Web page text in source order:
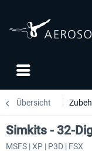
Übersicht
Simkits - 32-
MSFS | XP | P3D | FSX